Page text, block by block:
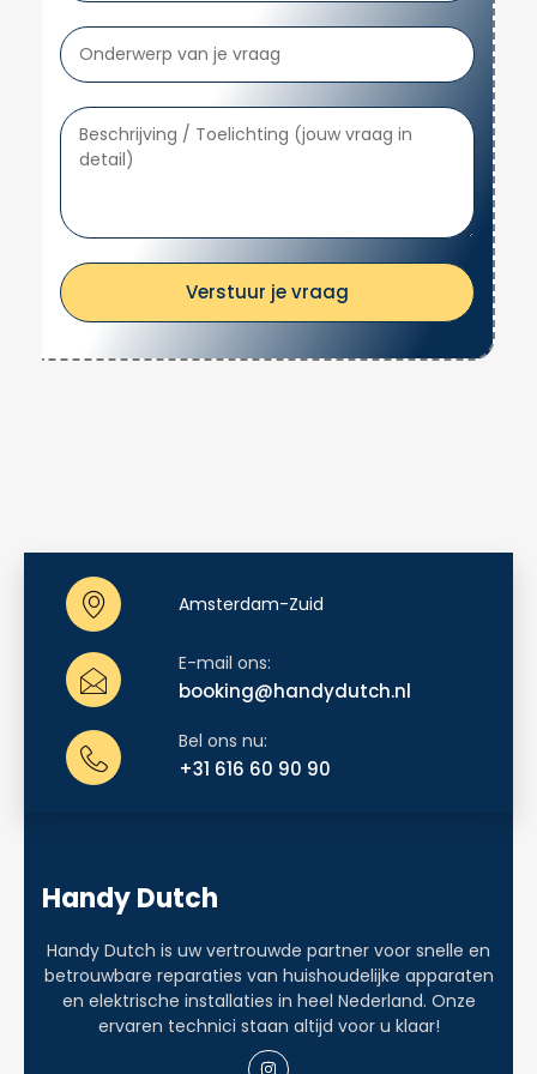
Handy Dutch is zorgvuldig gestructureerd
om veiligheid, kwaliteit en efficiëntie te
stappen:
Onze service begint met een grondig
intakegesprek. We brengen de huidige
elektrische situatie in kaart en bepalen
samen met jou welke werkzaamheden
nodig zijn. Hierbij wordt onder meer gekeken
gedetailleerde en transparante offerte.
Deze bevat een overzicht van alle kosten,
inclusief de normale en spoedtarieven,
zodat je precies weet waar je aan toe bent.
Ook geven we advies over de meest
geschikte apparatuur en eventuele
Zodra je akkoord gaat met de offerte,
technici bereiden zich voor door de
benodigde materialen en gereedschappen
te verzamelen. Daarbij zorgen we dat alle
wettelijke voorschriften en
Verstuur je vraag
Amsterdam-Zuid
E-mail ons:
booking@handydutch.nl
Bel ons nu:
+31 616 60 90 90
Handy Dutch
Handy Dutch is uw vertrouwde partner voor snelle en
betrouwbare reparaties van huishoudelijke apparaten
en elektrische installaties in heel Nederland. Onze
ervaren technici staan altijd voor u klaar!